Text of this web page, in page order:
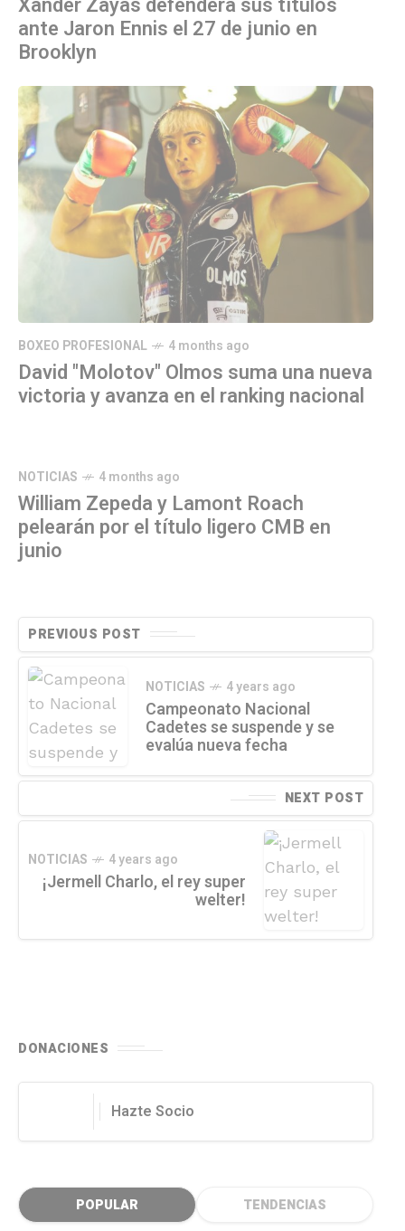
ante Jaron Ennis el 27 de junio en
Brooklyn
BOXEO PROFESIONAL 4 months ago
David "Molotov" Olmos suma una nueva
victoria y avanza en el ranking nacional
NOTICIAS 4 months ago
William Zepeda y Lamont Roach
pelearán por el título ligero CMB en
junio
PREVIOUS POST
NOTICIAS 4 years ago
Campeonato Nacional
Cadetes se suspende y se
evalúa nueva fecha
NEXT POST
NOTICIAS 4 years ago
¡Jermell Charlo, el rey super
welter!
DONACIONES
Hazte Socio
POPULAR TENDENCIAS